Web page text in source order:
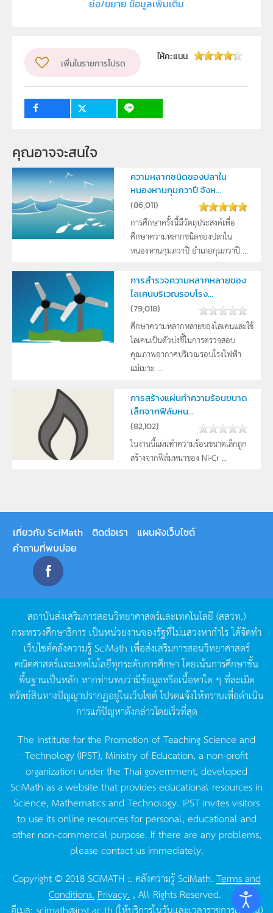
คณะวิทยาศาสตร์ มหาวิทยาลัยนเรศวร
ระดับชั้น
ย่อ/ขยาย ข้อมูลเพิ่มเติม
เพิ่มในรายการโปรด
ให้คะแนน
คุณอาจจะสนใจ
ความหลากชนิดของปลาใน
หนองหานกุมภวาปี จังห...
(86,011)
การศึกษาครั้งนี้มีวัตถุประสงค์เพื่อ
ศึกษาความหลากชนิดของปลาใน
หนองหานกุมภวาปี อำเภอกุมภวาปี ...
การสำรวจความหลากหลายของ
ไลเคนบริเวณรอบโรง...
(79,018)
ศึกษาความหลากหลายของไลเคนและใช้
ไลเคนเป็นตัวบ่งชี้ในการตรวจสอบ
คุณภาพอากาศบริเวณรอบโรงไฟฟ้า
แม่เมาะ ...
การสร้างแผ่นทำความร้อนขนาด
เล็กจากฟิล์มหน...
(82,102)
ในงานนี้แผ่นทำความร้อนขนาดเล็กถูก
สร้างจากฟิล์มหนาของ Ni-Cr ...
เกี่ยวกับ SciMath ติดต่อเรา
แผนผังเว็บไซต์
คำถามที่พบบ่อย
สถาบันส่งเสริมการสอนวิทยาศาสตร์และเทคโนโลยี (สสวท.)
กระทรวงศึกษาธิการ เป็นหน่วยงานของรัฐที่ไม่แสวงหากำไรได้จัดทำ
เว็บไซต์คลังความรู้SciMath เพื่อส่งเสริมการสอนวิทยาศาสตร์
คณิตศาสตร์และเทคโนโลยีทุกระดับการศึกษา โดยเน้นการศึกษาขั้น
พื้นฐานเป็นหลัก หากท่านพบว่ามีข้อมูลหรือเนื้อหาใด ๆ ที่ละเมิด
ทรัพย์สินทางปัญญาปรากฏอยู่ในเว็บไซต์โปรดแจ้งให้ทราบเพื่อดำเนิน
การแก้ปัญหาดังกล่าวโดยเร็วที่สุด
The Institute for the Promotion of Teaching Science and
Technology (IPST), Ministry of Education, a non-profit
organization under the Thai government, developed
SciMath as a website that provides educational resources in
Science, Mathematics and Technology. IPST invites visitors
to use its online resources for personal, educational and
other non-commercial purpose. If there are any problems,
please contact us immediately.
Copyright © 2018 SCIMATH :: คลังความรู้ SciMath.Terms and
Conditions. Privacy. , All Rights Reserved.
อีเมล: scimath@ipst.ac.th (ให้บริการในวันและเวลาราชการเท่านั้น)